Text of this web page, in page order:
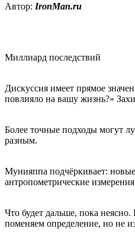
Автор: IronMan.ru
Миллиард последствий
Дискуссия имеет прямое
повлияло на вашу жизнь?»
Более точные подходы могут
разным.
Мунияппа подчёркивает:
антропометрические
Что будет дальше, пока
поменяем определение, но не